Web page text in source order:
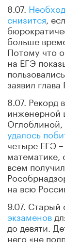
8.07.
снизится ,
больше
Потому что
на ЕГЭ
заявил
8.07. Рекорд
инженерной
Оглоблиной,
удалось
четыре ЕГЭ
математике,
всем
на всю
9.07.
экзаменов
до девяти.
него «не